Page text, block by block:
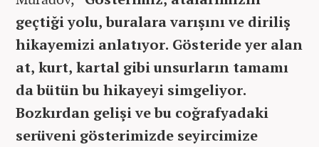
geçtiği yolu, buralara varışını ve diriliş
hikayemizi anlatıyor. Gösteride yer alan
at, kurt, kartal gibi unsurların tamamı
da bütün bu hikayeyi simgeliyor.
Bozkırdan gelişi ve bu coğrafyadaki
serüveni gösterimizde seyircimize